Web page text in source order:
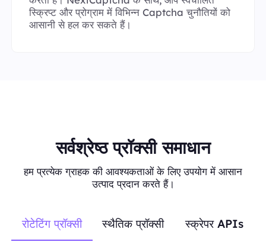
स्क्रिप्ट और प्रोग्राम में विभिन्न Captcha चुनौतियों को
आसानी से हल कर सकते हैं।
सर्वश्रेष्ठ प्रॉक्सी समाधान
हम प्रत्येक ग्राहक की आवश्यकताओं के लिए उपयोग में आसान
उत्पाद प्रदान करते हैं।
रोटेटिंग प्रॉक्सी स्थैतिक प्रॉक्सी स्क्रेपर APIs